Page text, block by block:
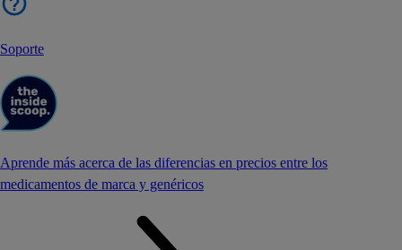
Soporte
Aprende más acerca de las diferencias en precios entre los
medicamentos de marca y genéricos